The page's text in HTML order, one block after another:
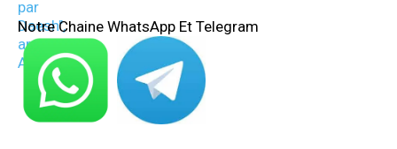
Notre Chaine WhatsApp Et Telegram